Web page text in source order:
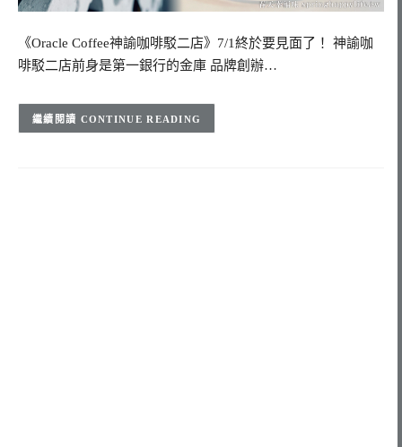
《Oracle Coffee神諭咖啡駁二店》7/1終於要見面了！ 神諭咖
啡駁二店前身是第一銀行的金庫 品牌創辦…
CONTINUE READING